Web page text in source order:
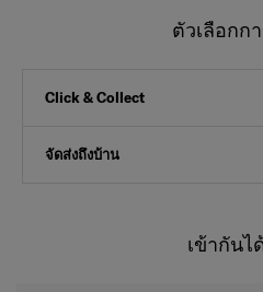
ตัวเลือกก
Click & Collect
จัดส่งถึงบ้าน
เข้ากันไ